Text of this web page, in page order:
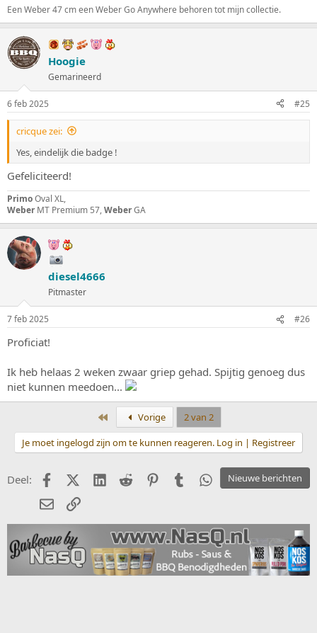
Een Weber 47 cm een Weber Go Anywhere behoren tot mijn collectie.
Hoogie
Gemarineerd
6 feb 2025 #25
cricque zei:
Yes, eindelijk die badge !
Gefeliciteerd!
PrimoOval XL,
Weber MT Premium 57,WeberGA
diesel4666
Pitmaster
7 feb 2025 #26
Proficiat!
Ik heb helaas 2 weken zwaar griep gehad. Spijtig genoeg dus
niet kunnen meedoen...
Eerste Vorige
2 van 2
Je moet ingelogd zijn om te kunnen reageren. Log in | Registreer
Nieuwe berichten
Deel: FacebookX (Twitter)
LinkedIn
Reddit PinterestTumblrWhatsApp
E-mailkoppeling